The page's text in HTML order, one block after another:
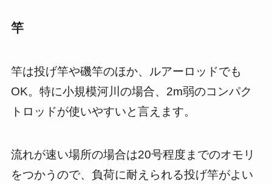
竿
竿は投げ竿や磯竿のほか、ルアーロッドでも
OK。特に小規模河川の場合、2m弱のコンパク
トロッドが使いやすいと言えます。
流れが速い場所の場合は20号程度までのオモリ
をつかうので、負荷に耐えられる投げ竿がよい